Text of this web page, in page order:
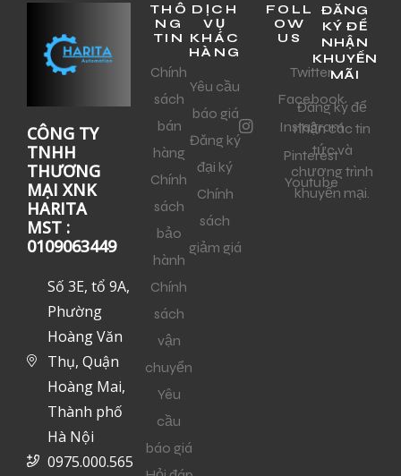
CÔNG TY
TNHH
THƯƠNG
MẠI XNK
HARITA
MST :
0109063449
Số 3E, tổ 9A,
Phường
Hoàng Văn
Thụ, Quận
Hoàng Mai,
Thành phố
Hà Nội
0975.000.565
THÔ
NG
TIN
Chính
sách
bán
hàng
Chính
sách
bảo
hành
Chính
sách
vận
chuyển
Yêu
cầu
báo giá
DỊCH
VỤ
KHÁC
HÀNG
Yêu cầu
báo giá
Đăng ký
đại ký
Chính
sách
giảm giá
FOLL
OW
US
Twitter
Facebook
Instagram
Pinterest
Youtube
ĐĂNG
KÝ ĐỂ
NHẬN
KHUYẾN
MÃI
Đăng ký để
nhận các tin
tức và
chương trình
khuyến mại.